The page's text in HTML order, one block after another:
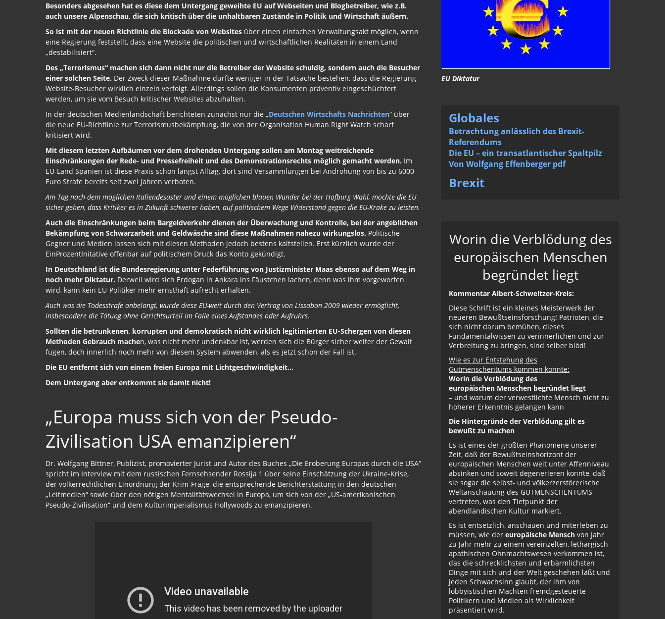
Besonders abgesehen hat es diese dem Untergang geweihte EU auf Webseiten und Blogbetreiber, wie z.B.
auch unsere Alpenschau, die sich kritisch über die unhaltbaren Zustände in Politik und Wirtschaft äußern.
So ist mit der neuen Richtlinie die Blockade von Websites über einen einfachen Verwaltungsakt möglich, wenn
eine Regierung feststellt, dass eine Website die politischen und wirtschaftlichen Realitäten in einem Land
„destabilisiert“.
Des „Terrorismus“ machen sich dann nicht nur die Betreiber der Website schuldig, sondern auch die Besucher
einer solchen Seite. Der Zweck dieser Maßnahme dürfte weniger in der Tatsache bestehen, dass die Regierung
Website-Besucher wirklich einzeln verfolgt. Allerdings sollen die Konsumenten präventiv eingeschüchtert
werden, um sie vom Besuch kritischer Websites abzuhalten.
In der deutschen Medienlandschaft berichteten zunächst nur die „Deutschen Wirtschafts Nachrichten“ über
die neue EU-Richtlinie zur Terrorismusbekämpfung, die von der Organisation Human Right Watch scharf
kritisiert wird.
Mit diesem letzten Aufbäumen vor dem drohenden Untergang sollen am Montag weitreichende
Einschränkungen der Rede- und Pressefreiheit und des Demonstrationsrechts möglich gemacht werden. Im
EU-Land Spanien ist diese Praxis schon längst Alltag, dort sind Versammlungen bei Androhung von bis zu 6000
Euro Strafe bereits seit zwei Jahren verboten.
Am Tag nach dem möglichen Italiendesaster und einem möglichen blauen Wunder bei der Hofburg Wahl, möchte die EU
sicher gehen, dass Kritiker es in Zukunft schwerer haben, auf politischem Wege Widerstand gegen die EU-Krake zu leisten.
Auch die Einschränkungen beim Bargeldverkehr dienen der Überwachung und Kontrolle, bei der angeblichen
Bekämpfung von Schwarzarbeit und Geldwäsche sind diese Maßnahmen nahezu wirkungslos. Politische
Gegner und Medien lassen sich mit diesen Methoden jedoch bestens kaltstellen. Erst kürzlich wurde der
EinProzentInitative offenbar auf politischem Druck das Konto gekündigt.
In Deutschland ist die Bundesregierung unter Federführung von Justizminister Maas ebenso auf dem Weg in
noch mehr Diktatur. Derweil wird sich Erdogan in Ankara ins Fäustchen lachen, denn was ihm vorgeworfen
wird, kann kein EU-Politiker mehr ernsthaft aufrecht erhalten.
Auch was die Todesstrafe anbelangt, wurde diese EU-weit durch den Vertrag von Lissabon 2009 wieder ermöglicht,
insbesondere die Tötung ohne Gerichtsurteil im Falle eines Aufstandes oder Aufruhrs.
Sollten die betrunkenen, korrupten und demokratisch nicht wirklich legitimierten EU-Schergen von diesen
Methoden Gebrauch machen, was nicht mehr undenkbar ist, werden sich die Bürger sicher weiter der Gewalt
fügen, doch innerlich noch mehr von diesem System abwenden, als es jetzt schon der Fall ist.
Die EU entfernt sich von einem freien Europa mit Lichtgeschwindigkeit…
Dem Untergang aber entkommt sie damit nicht!
„Europa muss sich von der Pseudo-
Zivilisation USA emanzipieren“
Dr. Wolfgang Bittner, Publizist, promovierter Jurist und Autor des Buches „Die Eroberung Europas durch die USA“
spricht im Interview mit dem russischen Fernsehsender Rossija 1 über seine Einschätzung der Ukraine-Krise,
der völkerrechtlichen Einordnung der Krim-Frage, die entsprechende Berichterstattung in den deutschen
„Leitmedien“ sowie über den nötigen Mentalitätswechsel in Europa, um sich von der „US-amerikanischen
Pseudo-Zivilisation“ und dem Kulturimperialismus Hollywoods zu emanzipieren.
EU Diktatur
Globales
Betrachtung anlässlich des Brexit-
Referendums
Die EU – ein transatlantischer Spaltpilz
Von Wolfgang Effenberger pdf
Brexit
Worin die Verblödung des
europäischen Menschen
begründet liegt
Kommentar Albert-Schweitzer-Kreis:
Diese Schrift ist ein kleines Meisterwerk der
neueren Bewußtseinsforschung! Patrioten, die
sich nicht darum bemühen, dieses
Fundamentalwissen zu verinnerlichen und zur
Verbreitung zu bringen, sind selber blöd!
Wie es zur Entstehung des
Gutmenschentums kommen konnte:
Worin die Verblödung des
europäischen Menschen begründet liegt
– und warum der verwestlichte Mensch nicht zu
höherer Erkenntnis gelangen kann
Die Hintergründe der Verblödung gilt es
bewußt zu machen
Es ist eines der größten Phänomene unserer
Zeit, daß der Bewußtseinshorizont der
europäischen Menschen weit unter Affenniveau
absinken und soweit degenerieren konnte, daß
sie sogar die selbst- und völkerzerstörerische
Weltanschauung des GUTMENSCHENTUMS
vertreten, was den Tiefpunkt der
abendländischen Kultur markiert.
Es ist entsetzlich, anschauen und miterleben zu
müssen, wie der europäische Mensch von Jahr
zu Jahr mehr zu einem vereinzelten, lethargisch-
apathischen Ohnmachtswesen verkommen ist,
das die schrecklichsten und erbärmlichsten
Dinge mit sich und der Welt geschehen läßt und
jeden Schwachsinn glaubt, der ihm von
lobbyistischen Mächten fremdgesteuerte
Politikern und Medien als Wirklichkeit
präsentiert wird.